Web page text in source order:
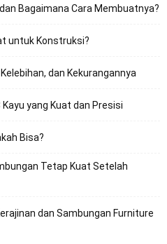
Bagaimana Cara Membuatnya?
untuk Konstruksi?
dan Kekurangannya
yang Kuat dan Presisi
Bisa?
Tetap Kuat Setelah
dan Sambungan Furniture